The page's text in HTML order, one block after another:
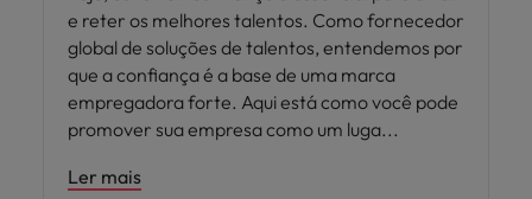
e reter os melhores talentos. Como fornecedor
global de soluções de talentos, entendemos por
que a confiança é a base de uma marca
empregadora forte. Aqui está como você pode
promover sua empresa como um luga
Ler mais